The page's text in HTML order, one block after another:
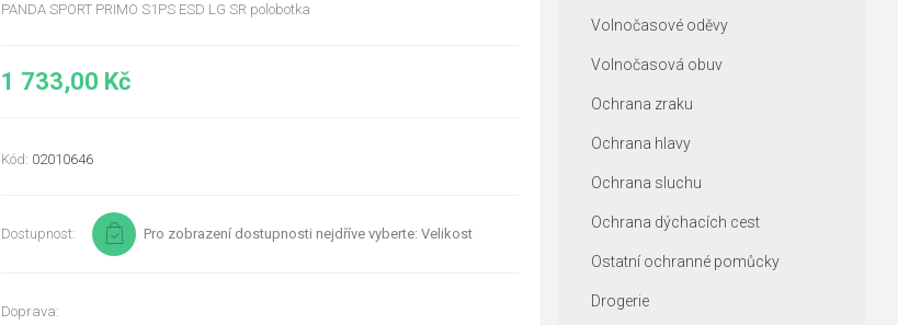
PANDA SPORT PRIMO S1PS ESD LG SR polobotka
1 733,00 Kč
Kód: 02010646
Dostupnost: Pro zobrazení dostupnosti nejdříve vyberte: Velikost
Doprava:
Volnočasové oděvy
Volnočasová obuv
Ochrana zraku
Ochrana hlavy
Ochrana sluchu
Ochrana dýchacích cest
Ostatní ochranné pomůcky
Drogerie